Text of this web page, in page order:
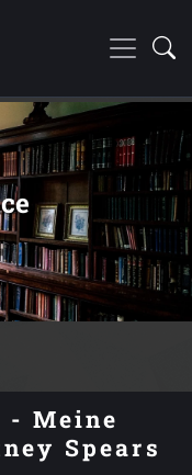
- Meine
Spears